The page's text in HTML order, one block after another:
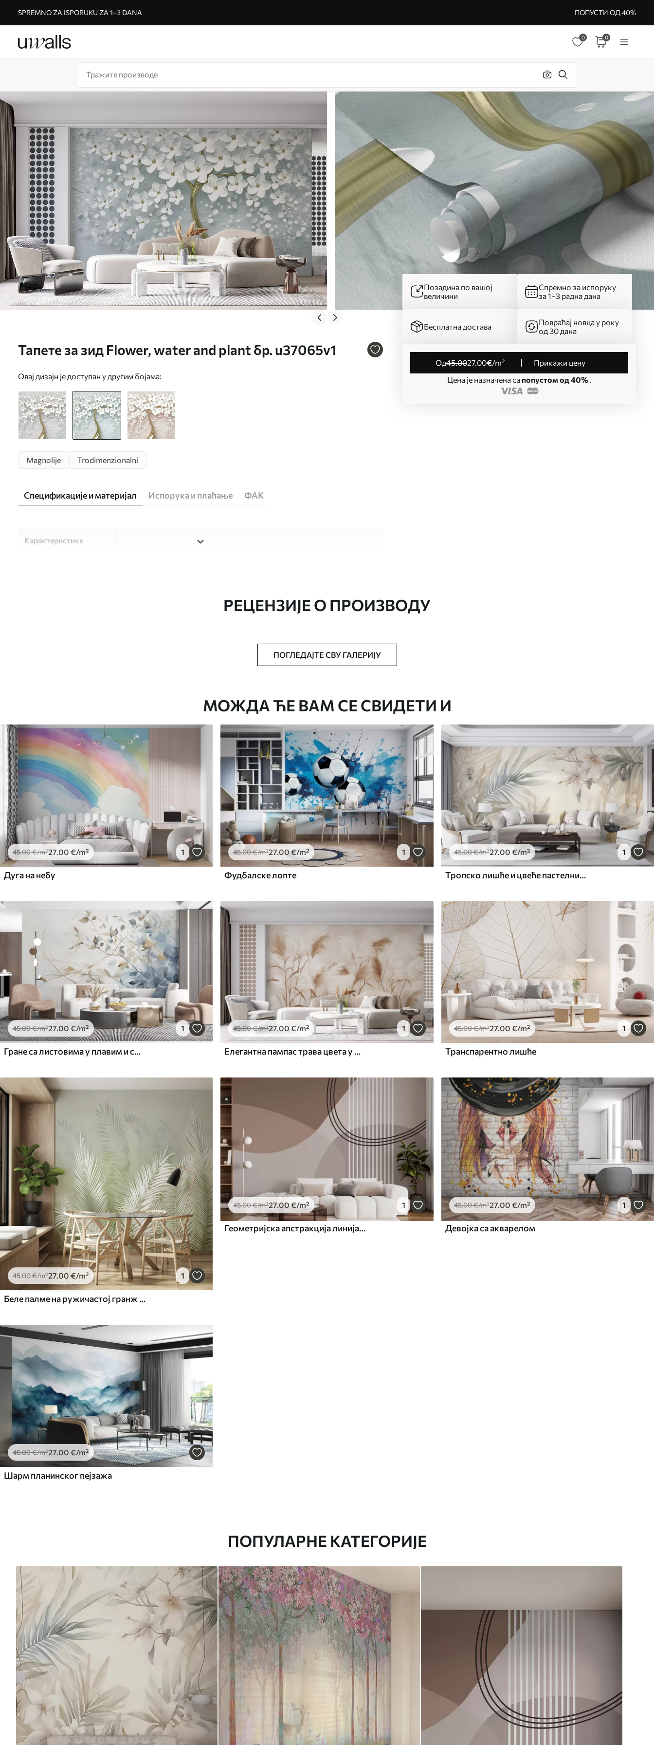
SPREMNO ZA ISPORUKU ZA 1–3 DANA ПОПУСТИ ОД 40%
0 0
Тапете за зид Flower, water and plant бр. u37065v1
Овај дизајн је доступан у другим бојама:
Позадина по вашој
величини
Спремно за испоруку
за 1–3 радна дана
Бесплатна достава
Повраћај новца у року
од 30 дана
од45.0027.00€/m²
Прикажи цену
Цена је назначена са попустом од 40%.
Magnolije Trodimenzionalni
Спецификације и материјал Испорука и плаћање ФАК
Карактеристике
Можете додати лак и/или лепак за тапете.
Чишћење
Тапета се може нежно очистити меким сунђером. Позадине са
завршном обрадом лакова могу се очистити водом.
Начин примене Беспрекорна апликација
Доступни материјали
Standard
45.0027.00€/m²
Premium
.6734.00€/m²
Premium Vinil Peel and Stick
РЕЦЕНЗИЈЕ О ПРОИЗВОДУ
ПОГЛЕДАЈТЕ СВУ ГАЛЕРИЈУ
МОЖДА ЋЕ ВАМ СЕ СВИДЕТИ И
45.00€/m²27 .00 €/m² 1
Дуга на небу
45.00€/m²27 .00€/m² 1
Фудбалске лопте
45.00€/m²27.00 €/m² 1
Тропско лишће и цвеће пастелних боја, са светло зеленим, кремастим и суптилним ружичастим
45.00€/m²27.00 €/m² 1
Гране са листовима у плавим и смеђим тоновима, светле позадине, меке и нежне, акварел стил
45.00€/m²27.00 €/m² 1
Елегантна пампас трава цвета у меким беж и млечним тоновима
45.00€/m²27.00 €/m² 1
Транспарентно лишће
45.00€/m²27.00 €/m² 1
Беле палме на ружичастој гранж позадини. у зеленим бојама
45.00€/m²27.00 €/m² 1
Геометријска апстракција линија и круг минимализам модеран стил
45.00€/m²27.00 €/m² 1
Девојка са акварелом
45.00€/m²27.00 €/m²
Шарм планинског пејзажа
ПОПУЛАРНЕ КАТЕГОРИЈЕ